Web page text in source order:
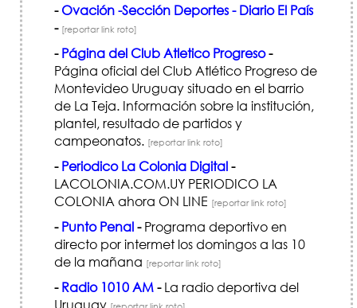
- Ovación -Sección Deportes - Diario El País
- [reportar link roto]
- Página del Club Atletico Progreso-
Página oficial del Club Atlético Progreso de
Montevideo Uruguay situado en el barrio
de La Teja. Información sobre la institución,
plantel, resultado de partidos y
campeonatos. [reportar link roto]
- Periodico La Colonia Digital-
LACOLONIA.COM.UY PERIODICO LA
COLONIA ahora ON LINE [reportar link roto]
- Punto Penal-Programa deportivo en
directo por intermet los domingos a las 10
de la mañana [reportar link roto]
- Radio 1010 AM-La radio deportiva del
Uruguay